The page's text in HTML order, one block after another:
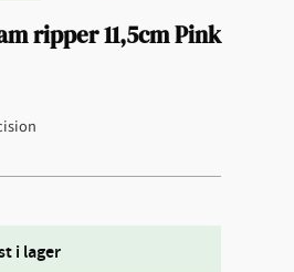
ripper 11,5cm Pink
i lager